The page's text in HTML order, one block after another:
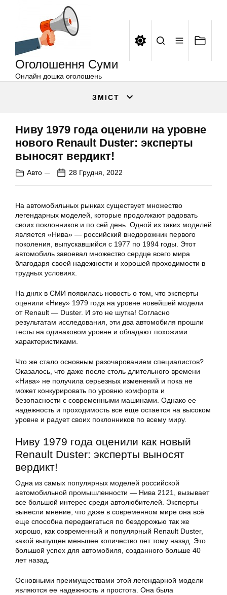
Оголошення Суми
Онлайн дошка оголошень
ЗМІСТ
Ниву 1979 года оценили на уровне
нового Renault Duster: эксперты
выносят вердикт!
Авто 28 Грудня, 2022
На автомобильных рынках существует множество
легендарных моделей, которые продолжают радовать
своих поклонников и по сей день. Одной из таких моделей
является «Нива» — российский внедорожник первого
поколения, выпускавшийся с 1977 по 1994 годы. Этот
автомобиль завоевал множество сердце всего мира
благодаря своей надежности и хорошей проходимости в
трудных условиях.
На днях в СМИ появилась новость о том, что эксперты
оценили «Ниву» 1979 года на уровне новейшей модели
от Renault — Duster. И это не шутка! Согласно
результатам исследования, эти два автомобиля прошли
тесты на одинаковом уровне и обладают похожими
характеристиками.
Что же стало основным разочарованием специалистов?
Оказалось, что даже после столь длительного времени
«Нива» не получила серьезных изменений и пока не
может конкурировать по уровню комфорта и
безопасности с современными машинами. Однако ее
надежность и проходимость все еще остается на высоком
уровне и радует своих поклонников по всему миру.
Ниву 1979 года оценили как новый
Renault Duster: эксперты выносят
вердикт!
Одна из самых популярных моделей российской
автомобильной промышленности — Нива 2121, вызывает
все большой интерес среди автолюбителей. Эксперты
вынесли мнение, что даже в современном мире она всё
еще способна передвигаться по бездорожью так же
хорошо, как современный и популярный Renault Duster,
какой выпущен меньшее количество лет тому назад. Это
большой успех для автомобиля, созданного больше 40
лет назад.
Основными преимуществами этой легендарной модели
являются ее надежность и простота. Она была